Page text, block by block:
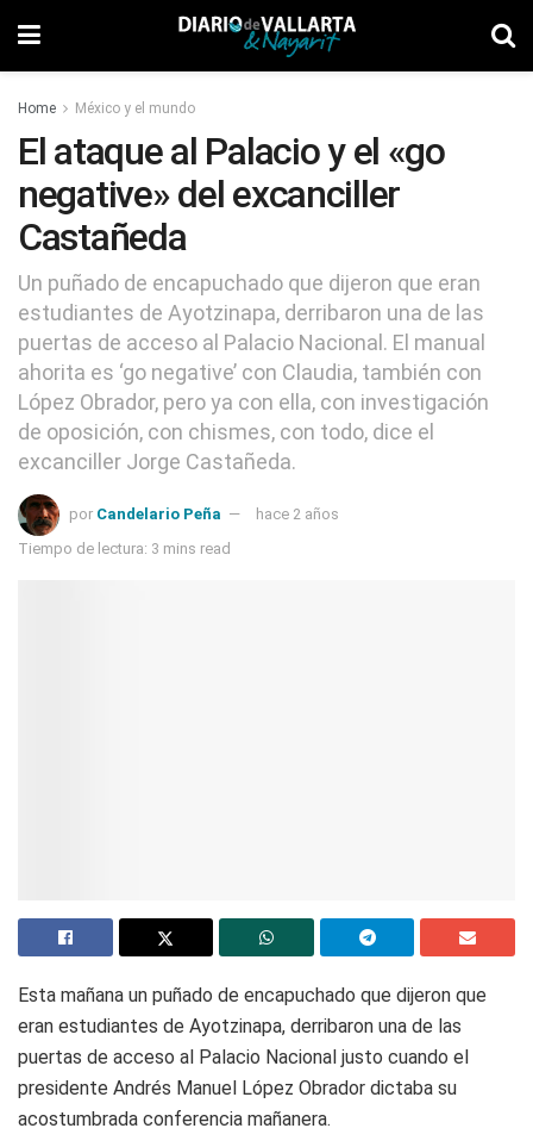
Home México y el mundo
El ataque al Palacio y el «go
negative» del excanciller
Castañeda
Un puñado de encapuchado que dijeron que eran
estudiantes de Ayotzinapa, derribaron una de las
puertas de acceso al Palacio Nacional. El manual
ahorita es ‘go negative’ con Claudia, también con
López Obrador, pero ya con ella, con investigación
de oposición, con chismes, con todo, dice el
excanciller Jorge Castañeda.
por Candelario Peña
hace 2 años
Tiempo de lectura: 3 mins read
Esta mañana un puñado de encapuchado que dijeron que
eran estudiantes de Ayotzinapa, derribaron una de las
puertas de acceso al Palacio Nacional justo cuando el
presidente Andrés Manuel López Obrador dictaba su
acostumbrada conferencia mañanera.